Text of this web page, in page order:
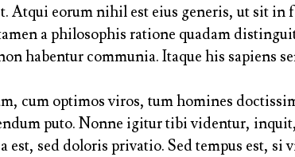
Atqui eorum nihil est eius generis, ut sit
a philosophis ratione quadam
habentur communia. Itaque his sapiens
cum optimos viros, tum homines
puto. Nonne igitur tibi videntur,
sed doloris privatio. Sed tempus est, si